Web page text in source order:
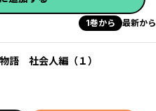
1巻から 最新から
語 社会人編（１）